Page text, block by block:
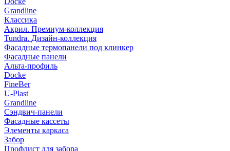
Grandline
Классика
Акрил. Премиум-коллекция
Tundra. Дизайн-коллекция
Фасадные термопанели под клинкер
Фасадные панели
Альта-профиль
Docke
FineBer
U-Plast
Grandline
Сэндвич-панели
Фасадные кассеты
Элементы каркаса
Забор
Профлист для забора